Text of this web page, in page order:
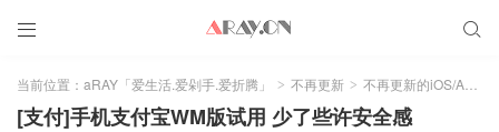
 
当前位置： aRAY「爱生活.爱剁手.爱折腾」 > 不再更新 > 不再更新的iOS/Android/WM
[支付]手机支付宝WM版试用 少了些许安全感